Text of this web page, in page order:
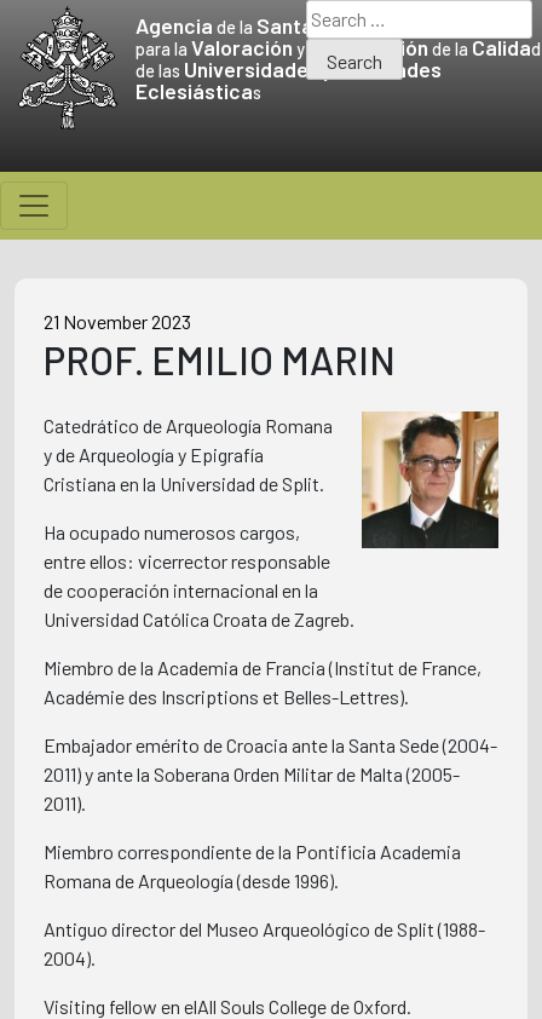
content
Agencia de la Santa Sede
para la Valoración y la Promociónde la Calidad
de las Universidades yFacultades
Eclesiásticas
Search
for:
21 November 2023
PROF. EMILIO MARIN
Catedrático de Arqueología Romana
y de Arqueología y Epigrafía
Cristiana en la Universidad de Split.
Ha ocupado numerosos cargos,
entre ellos: vicerrector responsable
de cooperación internacional en la
Universidad Católica Croata de Zagreb.
Miembro de la Academia de Francia (Institut de France,
Académie des Inscriptions et Belles-Lettres).
Embajador emérito de Croacia ante la Santa Sede (2004-
2011) y ante la Soberana Orden Militar de Malta (2005-
2011).
Miembro correspondiente de la Pontificia Academia
Romana de Arqueología (desde 1996).
Antiguo director del Museo Arqueológico de Split (1988-
2004).
Visiting fellow en elAll Souls College de Oxford.